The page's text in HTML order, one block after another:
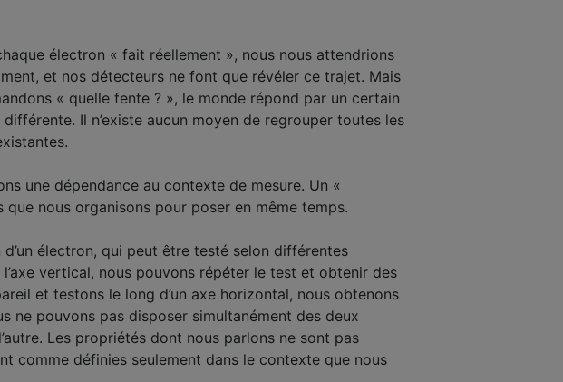
électron « fait réellement », nous nous attendrions
et nos détecteurs ne font que révéler ce trajet. Mais
« quelle fente ? », le monde répond par un certain
Il n’existe aucun moyen de regrouper toutes les
.
une dépendance au contexte de mesure. Un «
nous organisons pour poser en même temps.
électron, qui peut être testé selon différentes
vertical, nous pouvons répéter le test et obtenir des
et testons le long d’un axe horizontal, nous obtenons
ne pouvons pas disposer simultanément des deux
Les propriétés dont nous parlons ne sont pas
comme définies seulement dans le contexte que nous